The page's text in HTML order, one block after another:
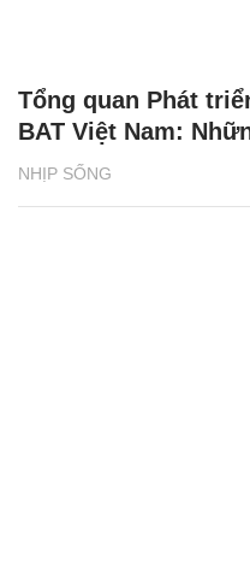
NHỊP SỐNG
Tổng quan Phát
BAT Việt Nam: